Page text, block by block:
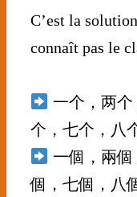
C’est la
connaît pas le
一个，两
个，七个，八
一個，兩
個，七個，八